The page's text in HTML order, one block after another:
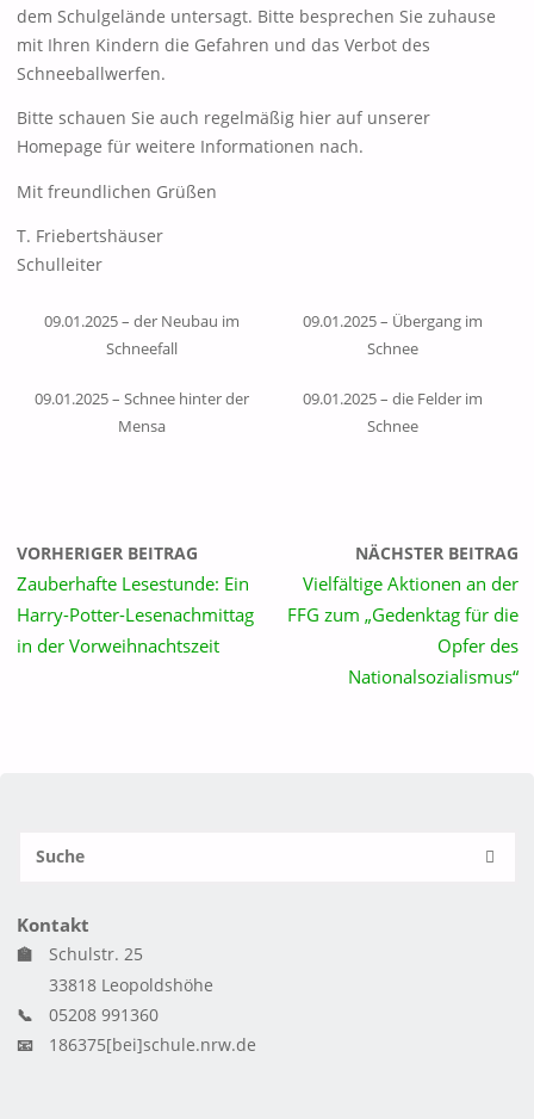
dem Schulgelände untersagt. Bitte besprechen Sie zuhause
mit Ihren Kindern die Gefahren und das Verbot des
Schneeballwerfen.
Bitte schauen Sie auch regelmäßig hier auf unserer
Homepage für weitere Informationen nach.
Mit freundlichen Grüßen
T. Friebertshäuser
Schulleiter
09.01.2025 – der Neubau im
Schneefall
09.01.2025 – Übergang im
Schnee
09.01.2025 – Schnee hinter der
Mensa
09.01.2025 – die Felder im
Schnee
VORHERIGER BEITRAG
Zauberhafte Lesestunde: Ein
Harry-Potter-Lesenachmittag
in der Vorweihnachtszeit
NÄCHSTER BEITRAG
Vielfältige Aktionen an der
FFG zum „Gedenktag für die
Opfer des
Nationalsozialismus“
Kontakt
🏫
Schulstr. 25
33818 Leopoldshöhe
📞
05208 991360
📧
186375[bei]schule.nrw.de